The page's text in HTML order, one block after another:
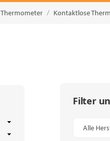
Thermometer / Kontaktlose
Filter
Alle